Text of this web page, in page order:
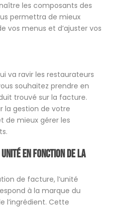
les composants des
permettra de mieux
vos menus et d’ajuster vos
va ravir les restaurateurs
souhaitez prendre en
trouvé sur la facture.
la gestion de votre
de mieux gérer les
Unité en Fonction de la
de facture, l’unité
à la marque du
l’ingrédient. Cette